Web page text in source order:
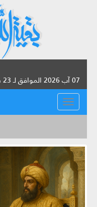
07 آب 2026 الموافق لـ 23 صفر 1448
القائمة